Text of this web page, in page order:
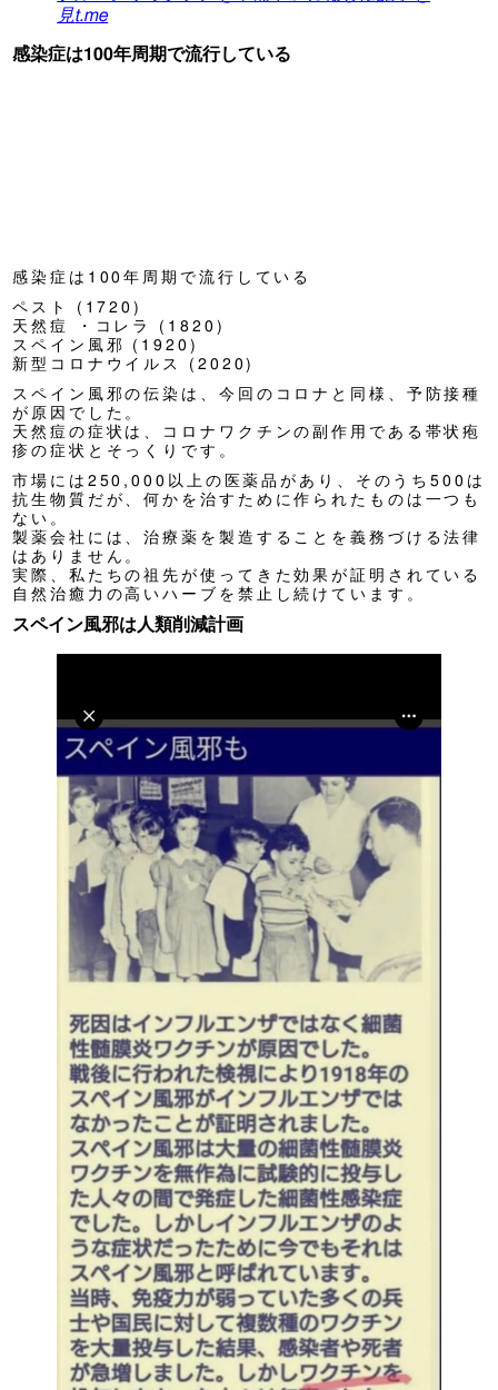
見t.me
感染症は100年周期で流行している
感染症は100年周期で流行している
ペスト (1720)
天然痘 ・コレラ (1820)
スペイン風邪 (1920)
新型コロナウイルス (2020)
スペイン風邪の伝染は、今回のコロナと同様、予防接種
が原因でした。
天然痘の症状は、コロナワクチンの副作用である帯状疱
疹の症状とそっくりです。
市場には250,000以上の医薬品があり、そのうち500は
抗生物質だが、何かを治すために作られたものは一つも
ない。
製薬会社には、治療薬を製造することを義務づける法律
はありません。
実際、私たちの祖先が使ってきた効果が証明されている
自然治癒力の高いハーブを禁止し続けています。
スペイン風邪は人類削減計画